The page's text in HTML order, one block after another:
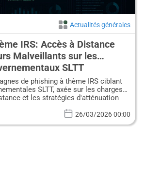
Actualités générales
IRS: Accès à Distance
Malveillants sur les
SLTT
de phishing à thème IRS ciblant
SLTT, axée sur les charges
et les stratégies d'atténuation
26/03/2026 00:00